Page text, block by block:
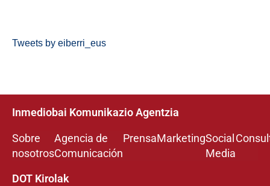
Tweets by eiberri_eus
Inmediobai Komunikazio Agentzia
Sobre
nosotros
Agencia de
Comunicación
PrensaMarketingSocial
Media
DOT Kirolak